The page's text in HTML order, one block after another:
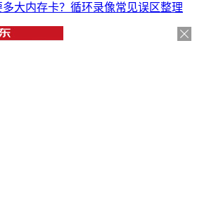
大内存卡？循环录像常见误区整理